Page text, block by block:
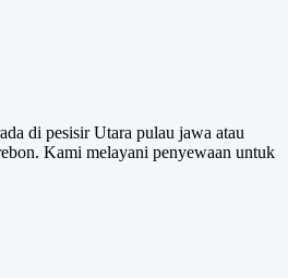
di pesisir Utara pulau jawa atau
Kami melayani penyewaan untuk